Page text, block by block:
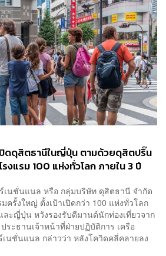
ปิดดุสิตธานีในญี่ปุ่น ตามด้วยดุสิตปริ๊น
รงแรม 100 แห่งทั่วโลก ภายใน 3 ปี
เนชั่นแนล หรือ กลุ่มบริษัท ดุสิตธานี จำกัด
ครั้งใหญ่ ตั้งเป้าเปิดกว่า 100 แห่งทั่วโลก
ละญี่ปุ่น หวังรองรับดีมานด์นักท่องเที่ยวจาก
ระธานเจ้าหน้าที่ฝ่ายปฏิบัติการ เครือ
เนชั่นแนล กล่าวว่า หลังโควิดคลี่คลายลง